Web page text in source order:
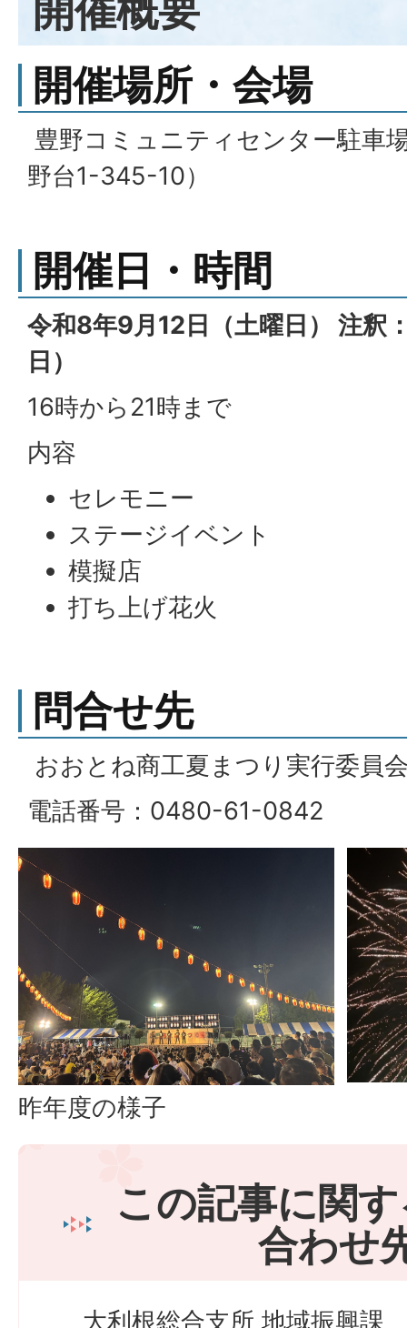
開催概要
開催場所・会場
豊野コミュニティセンター駐車
野台1-345-10）
開催日・時間
令和8年9月12日（土曜日） 注釈
日）
16時から21時まで
内容
セレモニー
ステージイベント
模擬店
打ち上げ花火
問合せ先
おおとね商工夏まつり実行委員
電話番号：0480-61-0842
昨年度の様子
この記事に関
合わせ
大利根総合支所 地域振興課